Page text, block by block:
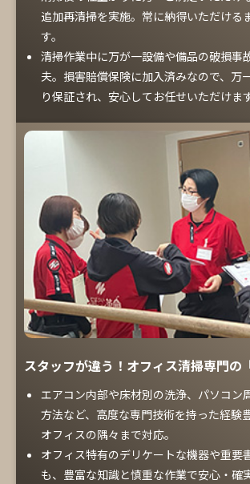
追加再清掃を実施。常に納得いただける
す。
清掃作業中に万が一設備や備品の破損事
夫。損害賠償保険に加入済みなので、万
り保証され、安心してお任せいただけます
スタッフが違う！オフィス清掃専門の
エアコン内部や床材別の洗浄、パソコン
方法など、高度な専門技術を持った経験
オフィスの隅々まで対応。
オフィス特有のデリケートな機器や重要
も、豊富な知識と慎重な作業で安心・確